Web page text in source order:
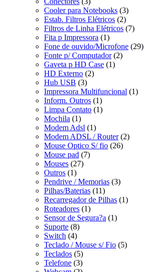
Cooler para Notebooks (3)
Estab. Filtros Elétricos (2)
Filtros de Linha Elétricos (7)
Fita p Impressora (1)
Fone de ouvido/Microfone (29)
Fonte p/ Computador (2)
Gaveta p HD Case (1)
HD Externo (2)
Hub USB (3)
Impressora Multifuncional (1)
Inform. Outros (1)
Limpa Contato (1)
Mochila (1)
Modem Adsl (1)
Modem ADSL / Router (2)
Mouse Optico S/ fio (26)
Mouse pad (7)
Mouses (27)
Outros (1)
Pendrive / Memorias (3)
Pilhas/Baterias (11)
Recarregador de Pilhas (1)
Roteadores (1)
Sensor de Segura?a (1)
Suporte (8)
Switch (4)
Teclado / Mouse s/ Fio (5)
Teclados (5)
Telefone (3)